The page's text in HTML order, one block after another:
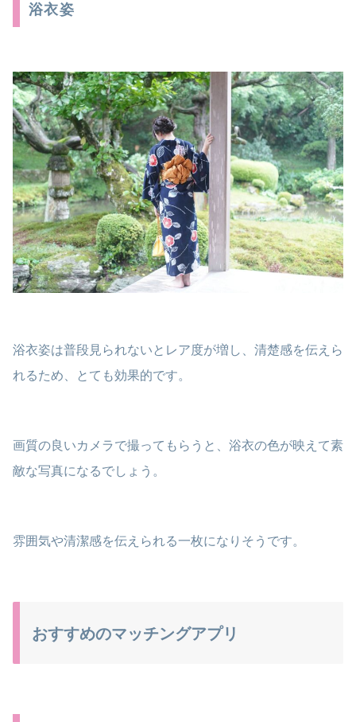
浴衣姿
浴衣姿は普段見られないとレア度が増し、清楚感を伝えら
れるため、とても効果的です。
画質の良いカメラで撮ってもらうと、浴衣の色が映えて素
敵な写真になるでしょう。
雰囲気や清潔感を伝えられる一枚になりそうです。
おすすめのマッチングアプリ